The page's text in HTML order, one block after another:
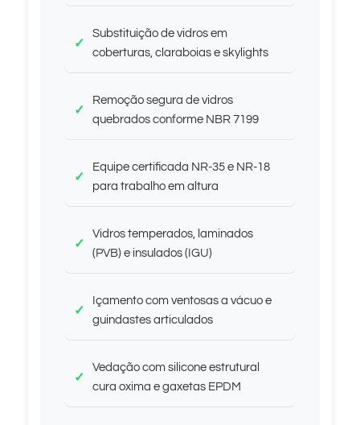
Substituição de vidros em
coberturas, claraboias e skylights
Remoção segura de vidros
quebrados conforme NBR 7199
Equipe certificada NR-35 e NR-18
para trabalho em altura
Vidros temperados, laminados
(PVB) e insulados (IGU)
Içamento com ventosas a vácuo e
guindastes articulados
Vedação com silicone estrutural
cura oxima e gaxetas EPDM